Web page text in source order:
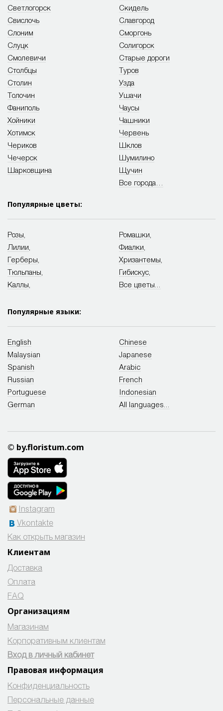
Светлогорск
Свислочь
Скидель
Славгород
Слоним
Слуцк
Смолевичи
Сморгонь
Солигорск
Старые дороги
Столбцы
Столин
Толочин
Туров
Узда
Ушачи
Фаниполь
Хойники
Хотимск
Чаусы
Чашники
Червень
Чериков
Чечерск
Шарковщина
Шклов
Шумилино
Щучин
Все города…
Популярные цветы:
Розы
Лилии
Герберы
Тюльпаны
Каллы
Ромашки
Фиалки
Хризантемы
Гибискус
Все цветы...
Популярные языки:
English
Malaysian
Chinese
Japanese
Spanish
Russian
Arabic
French
Portuguese
German
Indonesian
All languages...
© by.floristum.com
Instagram
Vkontakte
Как открыть магазин
Клиентам
Доставка
Оплата
FAQ
Организациям
Магазинам
Корпоративным клиентам
Вход в личный кабинет
Правовая информация
Конфиденциальность
Персональные данные